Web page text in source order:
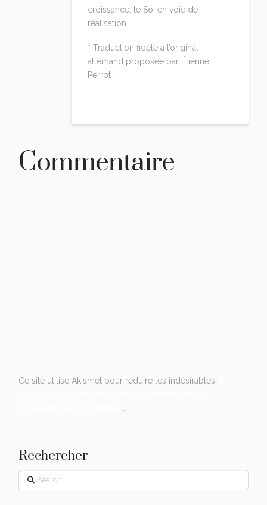
croissance, le Soi en voie de
réalisation.
* Traduction fidèle à l’original
allemand proposée par Étienne
Perrot
Commentaire
Ce site utilise Akismet pour réduire les indésirables.
Rechercher
Search